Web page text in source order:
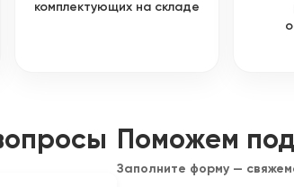
комплектующих на складе
Поможем
Заполните форму —